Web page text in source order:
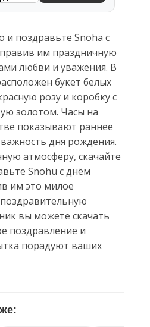
и поздравьте Snoha с
им праздничную
любви и уважения. В
букет белых
розу и коробку с
золотом. Часы на
показывают раннее
дня рождения.
атмосферу, скачайте
Snohu с днём
им это милое
вы можете скачать
поздравление и
порадуют ваших